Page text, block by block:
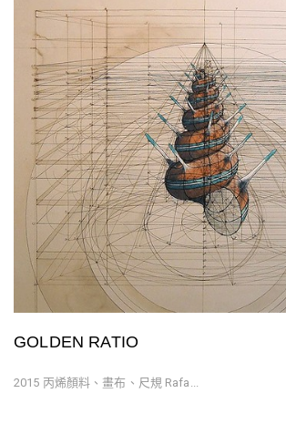
GOLDEN RATIO
2015 丙烯顏料、畫布、尺規 Rafa...